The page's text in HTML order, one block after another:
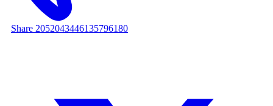
Share 2052043446135796180